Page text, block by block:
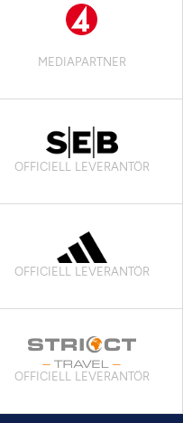
MEDIAPARTNER
OFFICIELL LEVERANTÖR
OFFICIELL LEVERANTÖR
OFFICIELL LEVERANTÖR